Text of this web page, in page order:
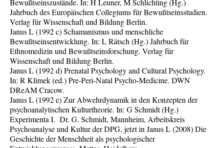
Bewußtseinszustände. In: H Leuner, M Schlichting (Hg.)
Jahrbuch des Europäischen Collegiums für Bewußtseinsstudien.
Verlag für Wissenschaft und Bildung Berlin.
Janus L (1992 c) Schamanismus und menschliche
Bewußtseinsentwicklung. In: L Rätsch (Hg.) Jahrbuch für
Ethnomedizin und Bewußtseinsforschung. Verlag für
Wissenschaft und Bildung Berlin.
Janus L (1992 d) Prenatal Psychology and Cultural Psychology.
In: R Klimek (ed.) Pre-Peri-Natal Psycho-Medicine. DWN
DReAM Cracow.
Janus L (1992 e) Zur Abwehrdynamik in den Konzepten der
psychoanalytischen Kulturtheorie. In: G Schmidt (Hg.)
Experimenta I. Dr. G. Schmidt, Mannheim, Arbeitskreis
Psychoanalyse und Kultur der DPG, jetzt in Janus L (2008) Die
Geschichte der Menschheit als psychologischer